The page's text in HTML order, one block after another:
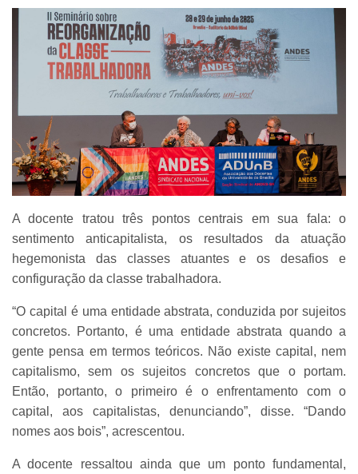
A docente tratou três pontos centrais em sua fala: o
sentimento anticapitalista, os resultados da atuação
hegemonista das classes atuantes e os desafios e
configuração da classe trabalhadora.
“O capital é uma entidade abstrata, conduzida por sujeitos
concretos. Portanto, é uma entidade abstrata quando a
gente pensa em termos teóricos. Não existe capital, nem
capitalismo, sem os sujeitos concretos que o portam.
Então, portanto, o primeiro é o enfrentamento com o
capital, aos capitalistas, denunciando”, disse. “Dando
nomes aos bois”, acrescentou.
A docente ressaltou ainda que um ponto fundamental,